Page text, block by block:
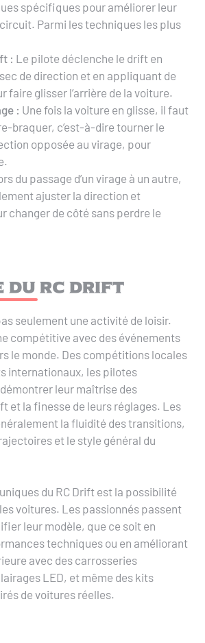
spécifiques pour améliorer leur
Parmi les techniques les plus
: Le pilote déclenche le drift en
de direction et en appliquant de
faire glisser l’arrière de la voiture.
: Une fois la voiture en glisse, il faut
braquer, c’est-à-dire tourner le
opposée au virage, pour
du passage d’un virage à un autre,
ajuster la direction et
changer de côté sans perdre le
du RC Drift
seulement une activité de loisir.
compétitive avec des événements
le monde. Des compétitions locales
internationaux, les pilotes
leur maîtrise des
et la finesse de leurs réglages. Les
la fluidité des transitions,
et le style général du
du RC Drift est la possibilité
voitures. Les passionnés passent
leur modèle, que ce soit en
techniques ou en améliorant
avec des carrosseries
LED, et même des kits
de voitures réelles.